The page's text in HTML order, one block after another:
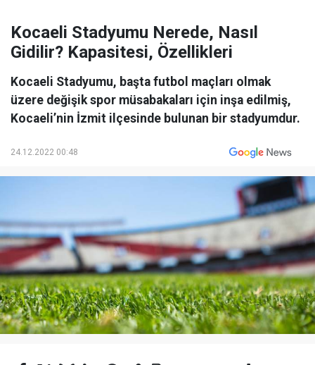
Kocaeli Stadyumu Nerede, Nasıl
Gidilir? Kapasitesi, Özellikleri
Kocaeli Stadyumu, başta futbol maçları olmak
üzere değişik spor müsabakaları için inşa edilmiş,
Kocaeli’nin İzmit ilçesinde bulunan bir stadyumdur.
24.12.2022 00:48